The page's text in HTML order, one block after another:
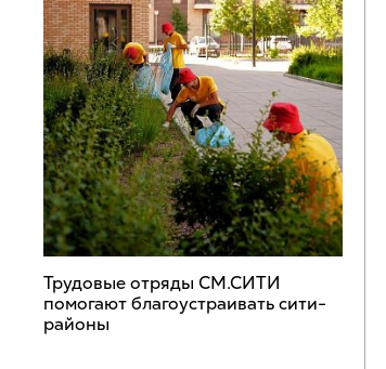
Трудовые отряды СМ.СИТИ
помогают благоустраивать сити-
районы